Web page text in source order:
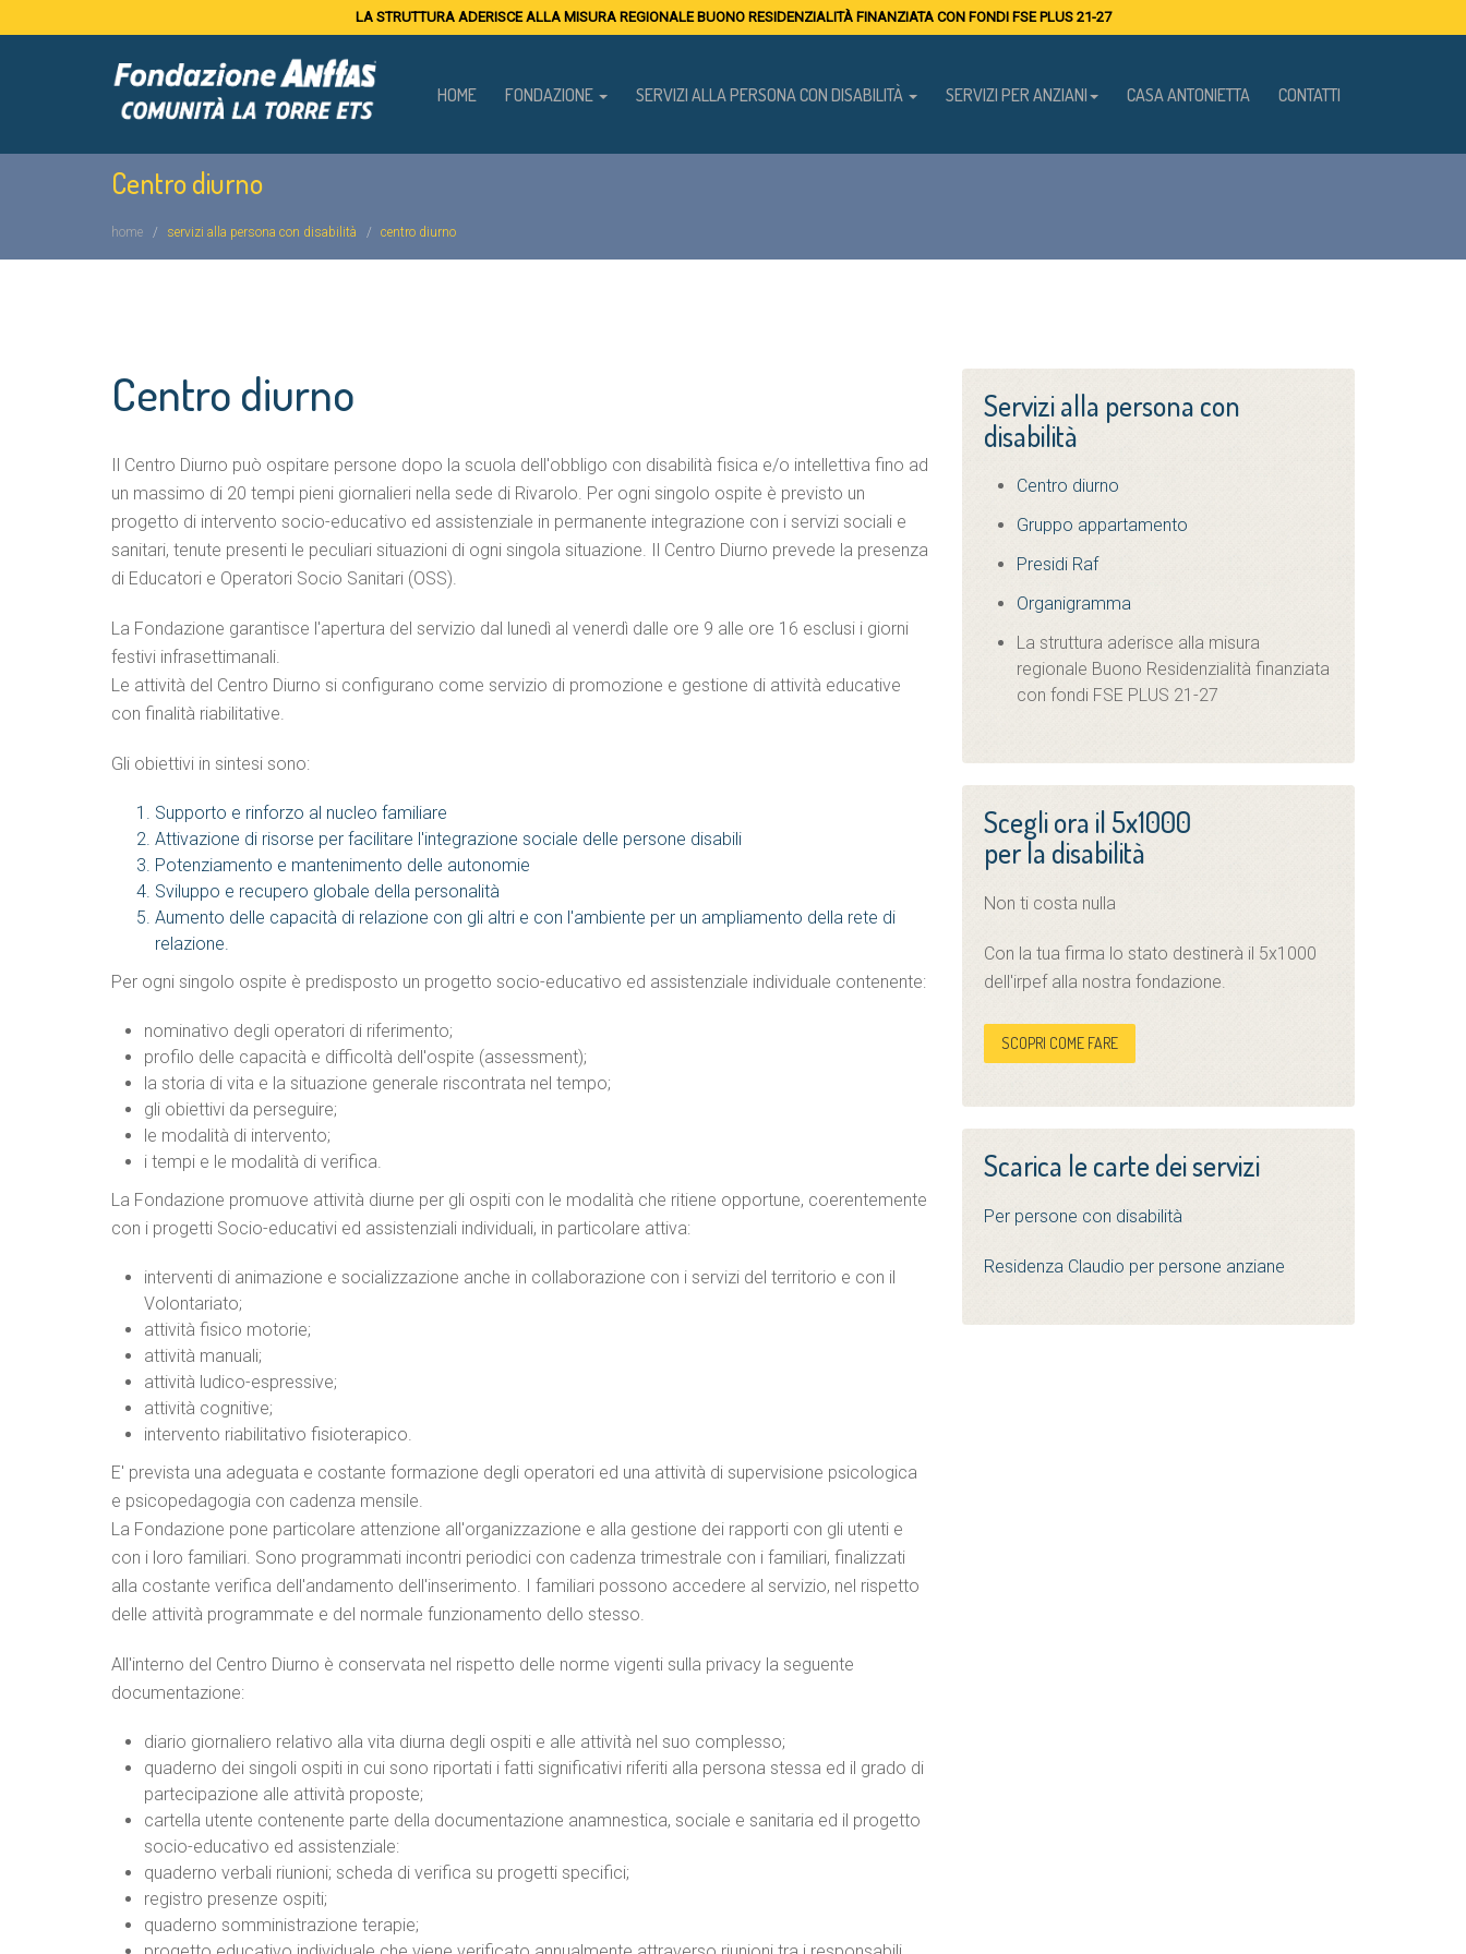
LA STRUTTURA ADERISCE ALLA MISURA REGIONALE BUONO RESIDENZIALITÀ FINANZIATA CON FONDI FSE PLUS 21-27
HOME FONDAZIONE SERVIZI ALLA PERSONA CON DISABILITÀ SERVIZI PER ANZIANI CASA ANTONIETTA CONTATTI
Centro diurno
home servizi alla persona con disabilità centro diurno
Centro diurno
Il Centro Diurno può ospitare persone dopo la scuola dell'obbligo con disabilità fisica e/o intellettiva fino ad
un massimo di 20 tempi pieni giornalieri nella sede di Rivarolo. Per ogni singolo ospite è previsto un
progetto di intervento socio-educativo ed assistenziale in permanente integrazione con i servizi sociali e
sanitari, tenute presenti le peculiari situazioni di ogni singola situazione. Il Centro Diurno prevede la presenza
di Educatori e Operatori Socio Sanitari (OSS).
La Fondazione garantisce l'apertura del servizio dal lunedì al venerdì dalle ore 9 alle ore 16 esclusi i giorni
festivi infrasettimanali.
Le attività del Centro Diurno si configurano come servizio di promozione e gestione di attività educative
con finalità riabilitative.
Gli obiettivi in sintesi sono:
Supporto e rinforzo al nucleo familiare
Attivazione di risorse per facilitare l'integrazione sociale delle persone disabili
Potenziamento e mantenimento delle autonomie
Sviluppo e recupero globale della personalità
Aumento delle capacità di relazione con gli altri e con l'ambiente per un ampliamento della rete di
relazione.
Per ogni singolo ospite è predisposto un progetto socio-educativo ed assistenziale individuale contenente:
nominativo degli operatori di riferimento;
profilo delle capacità e difficoltà dell'ospite (assessment);
la storia di vita e la situazione generale riscontrata nel tempo;
gli obiettivi da perseguire;
le modalità di intervento;
i tempi e le modalità di verifica.
La Fondazione promuove attività diurne per gli ospiti con le modalità che ritiene opportune, coerentemente
con i progetti Socio-educativi ed assistenziali individuali, in particolare attiva:
interventi di animazione e socializzazione anche in collaborazione con i servizi del territorio e con il
Volontariato;
attività fisico motorie;
attività manuali;
attività ludico-espressive;
attività cognitive;
intervento riabilitativo fisioterapico.
E' prevista una adeguata e costante formazione degli operatori ed una attività di supervisione psicologica
e psicopedagogia con cadenza mensile.
La Fondazione pone particolare attenzione all'organizzazione e alla gestione dei rapporti con gli utenti e
con i loro familiari. Sono programmati incontri periodici con cadenza trimestrale con i familiari, finalizzati
alla costante verifica dell'andamento dell'inserimento. I familiari possono accedere al servizio, nel rispetto
delle attività programmate e del normale funzionamento dello stesso.
All'interno del Centro Diurno è conservata nel rispetto delle norme vigenti sulla privacy la seguente
documentazione:
diario giornaliero relativo alla vita diurna degli ospiti e alle attività nel suo complesso;
quaderno dei singoli ospiti in cui sono riportati i fatti significativi riferiti alla persona stessa ed il grado di
partecipazione alle attività proposte;
cartella utente contenente parte della documentazione anamnestica, sociale e sanitaria ed il progetto
socio-educativo ed assistenziale:
quaderno verbali riunioni; scheda di verifica su progetti specifici;
registro presenze ospiti;
quaderno somministrazione terapie;
Servizi alla persona con
disabilità
Centro diurno
Gruppo appartamento
Presidi Raf
Organigramma
La struttura aderisce alla misura
regionale Buono Residenzialità finanziata
con fondi FSE PLUS 21-27
Scegli ora il 5x1000
per la disabilità
Non ti costa nulla
Con la tua firma lo stato destinerà il 5x1000
dell'irpef alla nostra fondazione.
SCOPRI COME FARE
Scarica le carte dei servizi
Per persone con disabilità
Residenza Claudio per persone anziane